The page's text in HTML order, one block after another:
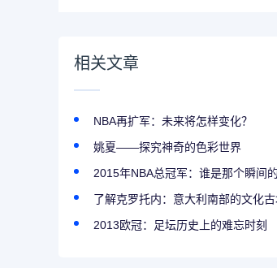
相关文章
NBA再扩军：未来将怎样变化？
姚夏——探究神奇的色彩世界
2015年NBA总冠军：谁是那个瞬间的
了解克罗托内：意大利南部的文化
2013欧冠：足坛历史上的难忘时刻